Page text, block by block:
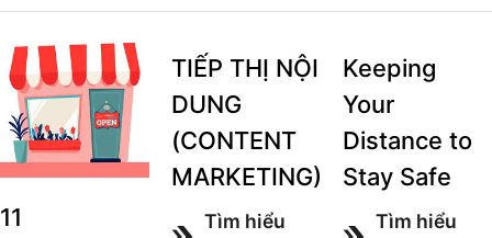
11
TIẾP THỊ NỘI
DUNG
(CONTENT
MARKETING)
Tìm hiểu
Keeping
Your
Distance to
Stay Safe
Tìm hiểu